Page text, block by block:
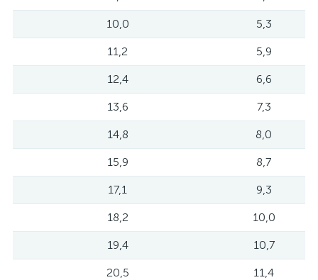
10,0 5,3
11,2 5,9
12,4 6,6
13,6 7,3
14,8 8,0
15,9 8,7
17,1 9,3
18,2 10,0
19,4 10,7
20,5 11,4